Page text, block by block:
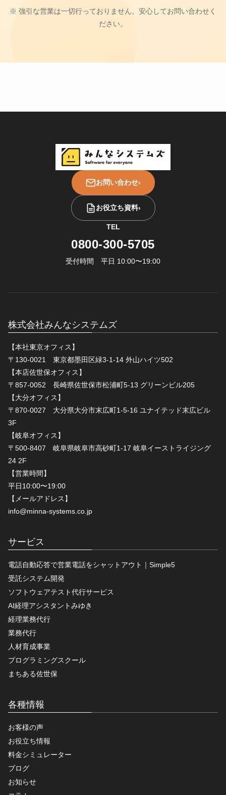
※ 強引な営業は一切行っておりません。安心してお問い合わせく
ださい。
お問い合わせ›
お役立ち資料›
TEL
0800-300-5705
受付時間 平日 10:00〜19:00
株式会社みんなシステムズ
【本社東京オフィス】
〒130-0021 東京都墨田区緑3-1-14 外山ハイツ502
【本店佐世保オフィス】
〒857-0052 長崎県佐世保市松浦町5-13 グリーンビル205
【大分オフィス】
〒870-0027 大分県大分市末広町1-5-16 ユナイテッド末広ビル
3F
【岐阜オフィス】
〒500-8407 岐阜県岐阜市高砂町1-17 岐阜イーストライジング
24 2F
【営業時間】
平日10:00〜19:00
【メールアドレス】
info@minna-systems.co.jp
サービス
電話自動応答で営業電話をシャットアウト｜Simple5
受託システム開発
ソフトウェアテスト代行サービス
AI経理アシスタントみゆき
経理業務代行
業務代行
人材育成事業
プログラミングスクール
まちある佐世保
各種情報
お客様の声
お役立ち情報
料金シミュレーター
ブログ
お知らせ